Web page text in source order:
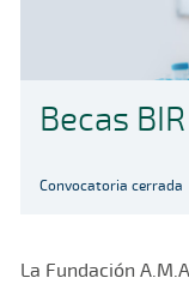
Becas
Convocatoria cerrada
La Fundación